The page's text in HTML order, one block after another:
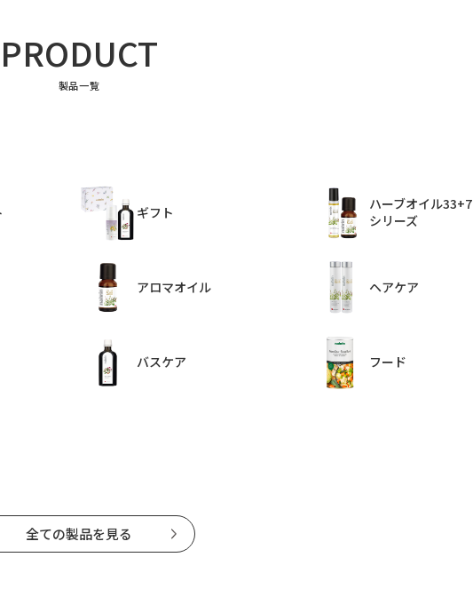
PRODUCT
製品一覧
ギフト
ハーブオイル33+7
シリーズ
アロマオイル ヘアケア
バスケア フード
全ての製品を見る